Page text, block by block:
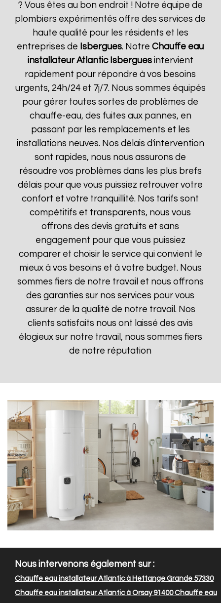
? Vous êtes au bon endroit ! Notre équipe de
plombiers expérimentés offre des services de
haute qualité pour les résidents et les
entreprises de Isbergues. NotreChauffe eau
installateur Atlantic Isberguesintervient
rapidement pour répondre à vos besoins
urgents, 24h/24 et 7j/7. Nous sommes équipés
pour gérer toutes sortes de problèmes de
chauffe-eau, des fuites aux pannes, en
passant par les remplacements et les
installations neuves. Nos délais d'intervention
sont rapides, nous nous assurons de
résoudre vos problèmes dans les plus brefs
délais pour que vous puissiez retrouver votre
confort et votre tranquillité. Nos tarifs sont
compétitifs et transparents, nous vous
offrons des devis gratuits et sans
engagement pour que vous puissiez
comparer et choisir le service qui convient le
mieux à vos besoins et à votre budget. Nous
sommes fiers de notre travail et nous offrons
des garanties sur nos services pour vous
assurer de la qualité de notre travail. Nos
clients satisfaits nous ont laissé des avis
élogieux sur notre travail, nous sommes fiers
de notre réputation
Nous intervenons également sur :
Chauffe eau installateur Atlantic à Hettange Grande 57330
Chauffe eau installateur Atlantic à Orsay 91400Chauffe eau